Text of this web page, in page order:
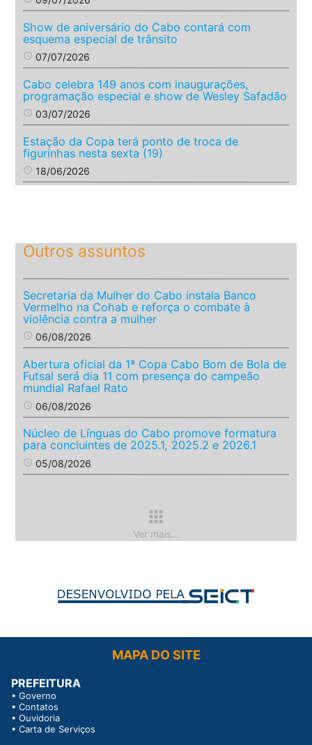
Show de aniversário do Cabo contará com
esquema especial de trânsito
access_time 07/07/2026
Cabo celebra 149 anos com inaugurações,
programação especial e show de Wesley Safadão
access_time 03/07/2026
Estação da Copa terá ponto de troca de
figurinhas nesta sexta (19)
access_time 18/06/2026
Outros assuntos
Secretaria da Mulher do Cabo instala Banco
Vermelho na Cohab e reforça o combate à
violência contra a mulher
access_time 06/08/2026
Abertura oficial da 1ª Copa Cabo Bom de Bola de
Futsal será dia 11 com presença do campeão
mundial Rafael Rato
access_time 06/08/2026
Núcleo de Línguas do Cabo promove formatura
para concluintes de 2025.1, 2025.2 e 2026.1
access_time 05/08/2026
apps
Ver mais...
MAPA DO SITE
PREFEITURA
• Governo
• Contatos
• Ouvidoria
• Carta de Serviços